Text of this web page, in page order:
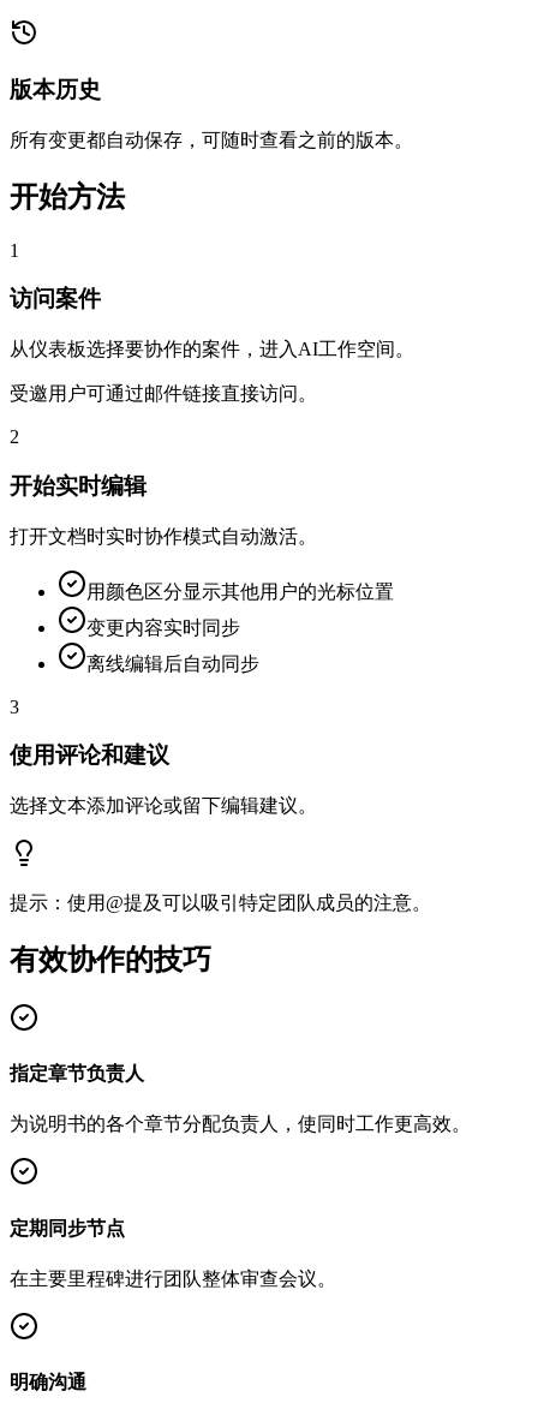
版本历史
所有变更都自动保存，可随时查看之前的版本。
开始方法
1
访问案件
从仪表板选择要协作的案件，进入AI工作空间。
受邀用户可通过邮件链接直接访问。
2
开始实时编辑
打开文档时实时协作模式自动激活。
用颜色区分显示其他用户的光标位置
变更内容实时同步
离线编辑后自动同步
3
使用评论和建议
选择文本添加评论或留下编辑建议。
提示：使用@提及可以吸引特定团队成员的注意。
有效协作的技巧
指定章节负责人
为说明书的各个章节分配负责人，使同时工作更高效。
定期同步节点
在主要里程碑进行团队整体审查会议。
明确沟通